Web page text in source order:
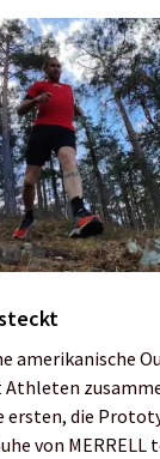
amerikanische
Athleten
ersten, die
von MERRELL